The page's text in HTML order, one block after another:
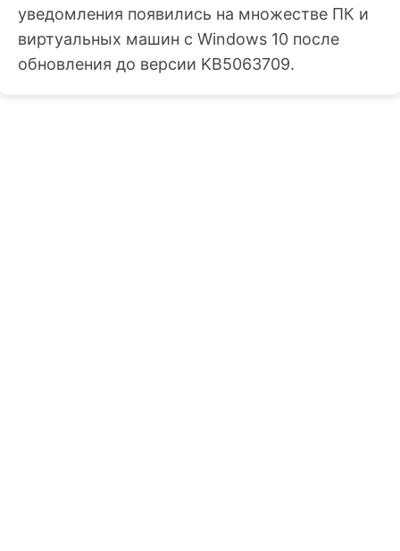
уведомления появились на множестве ПК и
виртуальных машин с Windows 10 после
обновления до версии KB5063709.